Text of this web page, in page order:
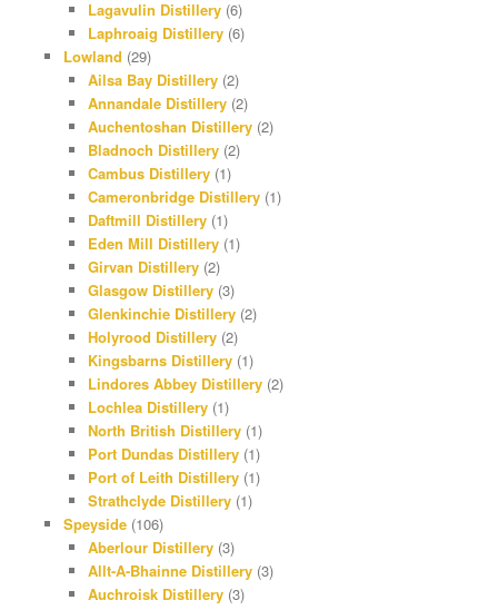
Lagavulin Distillery (6)
Laphroaig Distillery (6)
Lowland (29)
Ailsa Bay Distillery (2)
Annandale Distillery (2)
Auchentoshan Distillery (2)
Bladnoch Distillery (2)
Cambus Distillery (1)
Cameronbridge Distillery (1)
Daftmill Distillery (1)
Eden Mill Distillery (1)
Girvan Distillery (2)
Glasgow Distillery (3)
Glenkinchie Distillery (2)
Holyrood Distillery (2)
Kingsbarns Distillery (1)
Lindores Abbey Distillery (2)
Lochlea Distillery (1)
North British Distillery (1)
Port Dundas Distillery (1)
Port of Leith Distillery (1)
Strathclyde Distillery (1)
Speyside(106)
Aberlour Distillery (3)
Allt-A-Bhainne Distillery (3)
Auchroisk Distillery (3)